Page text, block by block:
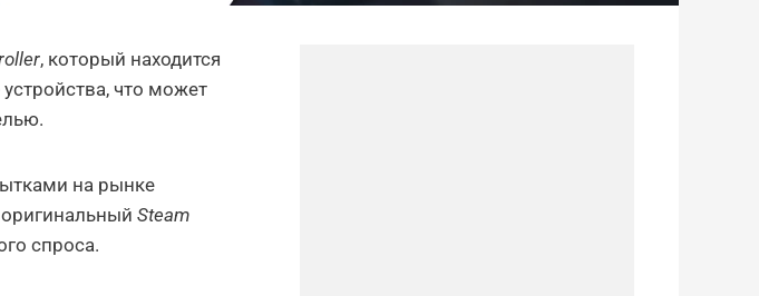
, который находится
что может
на рынке
Steam
спроса.